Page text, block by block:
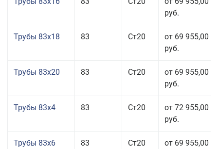
руб.
Трубы 83x18 83 Ст20
от 69 955,00
руб.
Трубы 83x20 83 Ст20
от 69 955,00
руб.
Трубы 83x4 83 Ст20
от 72 955,00
руб.
Трубы 83x6 83 Ст20
от 69 955,00